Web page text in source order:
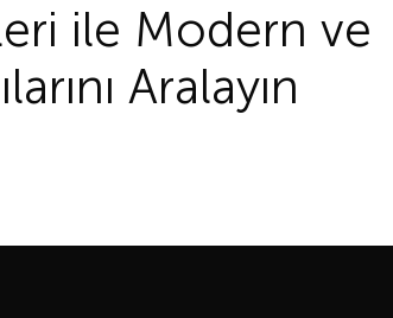
ile Modern ve
Aralayın